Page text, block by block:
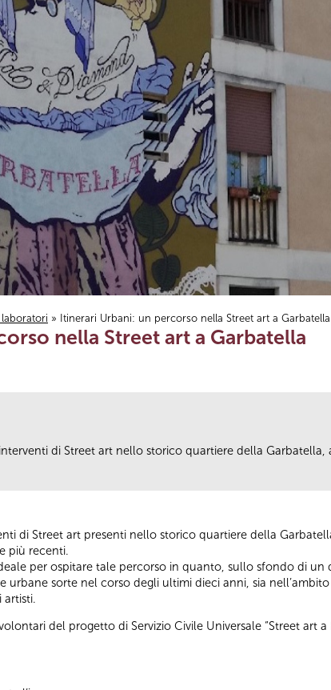
» Itinerari Urbani: un percorso nella Street art a Garbatella
nella Street art a Garbatella
di Street art nello storico quartiere della
di Street art presenti nello storico quartiere della
più recenti.
per ospitare tale percorso in quanto, sullo sfondo di
urbane sorte nel corso degli ultimi dieci anni, sia
artisti.
del progetto di Servizio Civile Universale “Street art